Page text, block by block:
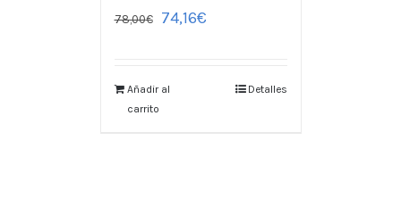
78,00€ 74,16€
Añadir al
carrito
Detalles